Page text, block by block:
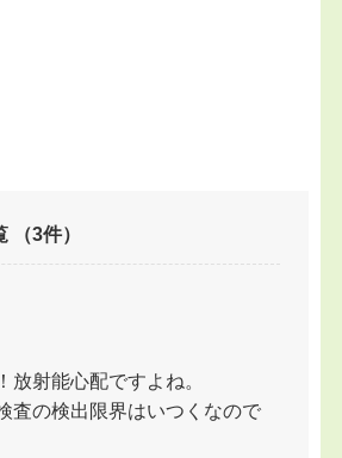
（3件）
放射能心配ですよね。
査の検出限界はいつくなので